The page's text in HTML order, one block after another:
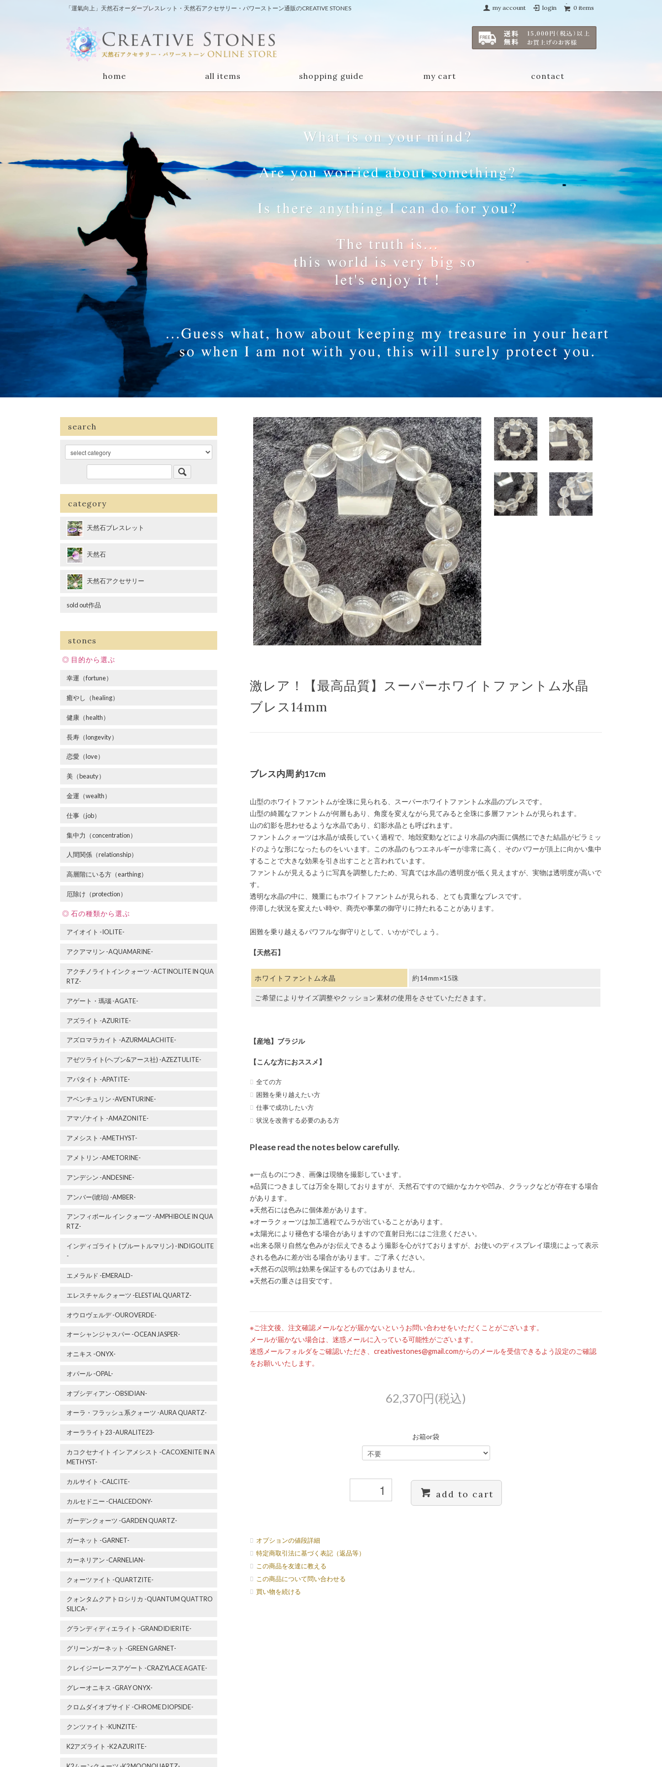
「運氣向上」天然石オーダーブレスレット・天然石アクセサリー・パワーストーン通販のCREATIVE STONES my account login 0 items
home all items shopping guide my cart contact
激レア！【最高品質】スーパーホワイトファントム水晶
ブレス14mm
ブレス内周 約17cm
山型のホワイトファントムが全珠に見られる、スーパーホワイトファントム水晶のブレスです。
山型の綺麗なファントムが何層もあり、角度を変えながら見てみると全珠に多層ファントムが見られます。
山の幻影を思わせるような水晶であり、幻影水晶とも呼ばれます。
ファントムクォーツは水晶が成長していく過程で、地殻変動などにより水晶の内面に偶然にできた結晶がビラミッ
ドのような形になったものをいいます。この水晶のもつエネルギーが非常に高く、そのパワーが頂上に向かい集中
することで大きな効果を引き出すことと言われています。
ファントムが見えるように写真を調整したため、写真では水晶の透明度が低く見えますが、実物は透明度が高いで
す。
透明な水晶の中に、幾重にもホワイトファントムが見られる、とても貴重なブレスです。
停滞した状況を変えたい時や、商売や事業の御守りに持たれることがあります。
困難を乗り越えるパワフルな御守りとして、いかがでしょう。
【天然石】
ホワイトファントム水晶 約14mm×15珠
ご希望によりサイズ調整やクッション素材の使用をさせていただきます。
【産地】ブラジル
【こんな方におススメ】
全ての方
困難を乗り越えたい方
仕事で成功したい方
状況を改善する必要のある方
Please read the notes below carefully.
※一点ものにつき、画像は現物を撮影しています。
※品質につきましては万全を期しておりますが、天然石ですので細かなカケや凹み、クラックなどが存在する場合
があります。
※天然石には色みに個体差があります。
※オーラクォーツは加工過程でムラが出ていることがあります。
※太陽光により褪色する場合がありますので直射日光にはご注意ください。
※出来る限り自然な色みがお伝えできるよう撮影を心がけておりますが、お使いのディスプレイ環境によって表示
される色みに差が出る場合があります。ご了承ください。
※天然石の説明は効果を保証するものではありません。
※天然石の重さは目安です。
※ご注文後、注文確認メールなどが届かないというお問い合わせをいただくことがございます。
メールが届かない場合は、迷惑メールに入っている可能性がございます。
迷惑メールフォルダをご確認いただき、creativestones@gmail.comからのメールを受信できるよう設定のご確認
をお願いいたします。
62,370円(税込)
お箱or袋
add to cart
オプションの値段詳細
特定商取引法に基づく表記（返品等）
この商品を友達に教える
この商品について問い合わせる
買い物を続ける
search
category
天然石ブレスレット
天然石
天然石アクセサリー
sold out作品
stones
目的から選ぶ
幸運（fortune）
癒やし（healing）
健康（health）
長寿（longevity）
恋愛（love）
美（beauty）
金運（wealth）
仕事（job）
集中力（concentration）
人間関係（relationship）
高層階にいる方（earthing）
厄除け（protection）
石の種類から選ぶ
アイオイト -IOLITE-
アクアマリン -AQUAMARINE-
アクチノライトインクォーツ -ACTINOLITE IN QUA
RTZ-
アゲート・瑪瑙 -AGATE-
アズライト -AZURITE-
アズロマラカイト -AZURMALACHITE-
アゼツライト(ヘブン&アース社) -AZEZTULITE-
アパタイト -APATITE-
アベンチュリン -AVENTURINE-
アマゾナイト -AMAZONITE-
アメシスト -AMETHYST-
アメトリン -AMETORINE-
アンデシン -ANDESINE-
アンバー(琥珀) -AMBER-
アンフィボール イン クォーツ -AMPHIBOLE IN QUA
RTZ-
インディゴライト (ブルートルマリン) -INDIGOLITE
-
エメラルド -EMERALD-
エレスチャル クォーツ -ELESTIAL QUARTZ-
オウロヴェルデ -OUROVERDE-
オーシャンジャスパー -OCEAN JASPER-
オニキス -ONYX-
オパール -OPAL-
オブシディアン -OBSIDIAN-
オーラ・フラッシュ系クォーツ -AURA QUARTZ-
オーラライト23 -AURALITE23-
カコクセナイト イン アメシスト -CACOXENITE IN A
METHYST-
カルサイト -CALCITE-
カルセドニー -CHALCEDONY-
ガーデンクォーツ -GARDEN QUARTZ-
ガーネット -GARNET-
カーネリアン -CARNELIAN-
クォーツァイト -QUARTZITE-
クォンタムクアトロシリカ -QUANTUM QUATTRO
SILICA-
グランディディエライト -GRANDIDIERITE-
グリーンガーネット -GREEN GARNET-
クレイジーレースアゲート -CRAZYLACE AGATE-
グレーオニキス -GRAY ONYX-
クロムダイオプサイド -CHROME DIOPSIDE-
クンツァイト -KUNZITE-
K2アズライト -K2 AZURITE-